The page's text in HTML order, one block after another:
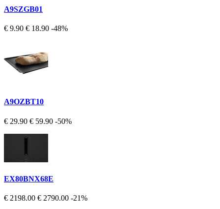
A9SZGB01
€ 9.90 € 18.90 -48%
A9OZBT10
€ 29.90 € 59.90 -50%
EX80BNX68E
€ 2198.00 € 2790.00 -21%